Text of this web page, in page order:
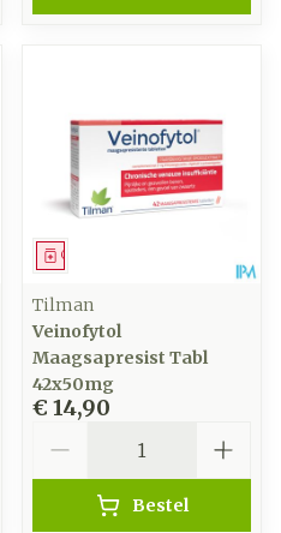
Geneesmiddel
Tilman
Veinofytol
Maagsapresist Tabl
42x50mg
€ 14,90
Bestel